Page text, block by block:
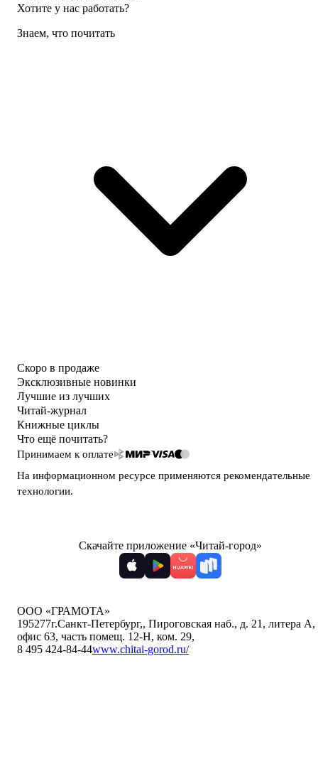
Хотите у нас работать?
Знаем, что почитать
Скоро в продаже
Эксклюзивные новинки
Лучшие из лучших
Читай-журнал
Книжные циклы
Что ещё почитать?
Принимаем к оплате
На информационном ресурсе применяются рекомендательные
технологии.
Скачайте приложение «Читай-город»
ООО «ГРАМОТА»
195277г.Санкт-Петербург,, Пироговская наб., д. 21, литера А,
офис 63, часть помещ. 12-Н, ком. 29,
8 495 424-84-44www.chitai-gorod.ru/